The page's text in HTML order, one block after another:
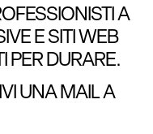
A
E SITI WEB
PER DURARE.
UNA MAIL A